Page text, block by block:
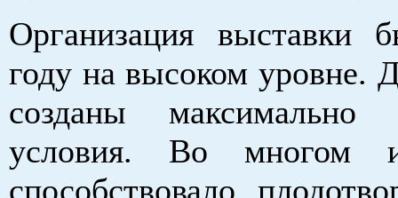
Организация выставки
году на высоком уровне.
созданы максимально
условия. Во многом
способствовало